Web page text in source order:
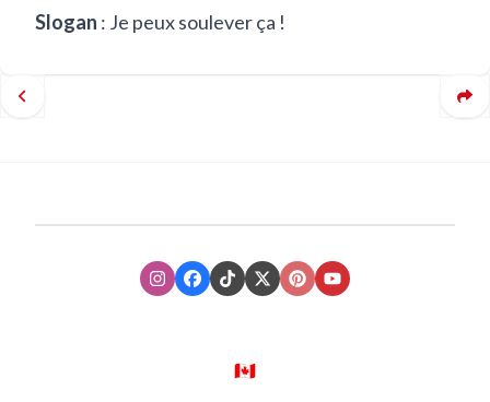
Slogan : Je peux soulever ça !
InstagramFacebook
TikTokXTwitter
PinterestYoutube
🇨🇦